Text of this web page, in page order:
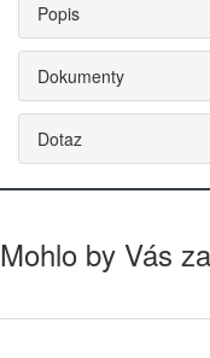
Popis
Dokumenty
Dotaz
Mohlo by Vás